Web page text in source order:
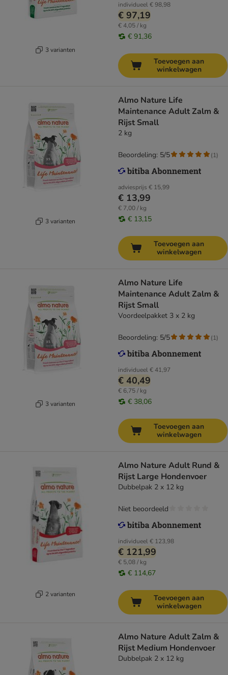
3 varianten
individueel€ 98,98
€ 97,19
€ 4,05 / kg
€ 91,36
Toevoegen aan
winkelwagen
3 varianten
Almo Nature Life
Maintenance Adult Zalm &
Rijst Small
2 kg
adviesprijs € 15,99
€ 13,99
€ 7,00 / kg
€ 13,15
Beoordeling: 5/5 (1)
Toevoegen aan
winkelwagen
3 varianten
Almo Nature Life
Maintenance Adult Zalm &
Rijst Small
Voordeelpakket 3 x 2 kg
individueel€ 41,97
€ 40,49
€ 6,75 / kg
€ 38,06
Beoordeling: 5/5 (1)
Toevoegen aan
winkelwagen
2 varianten
Almo Nature Adult Rund &
Rijst Large Hondenvoer
Dubbelpak 2 x 12 kg
individueel€ 123,98
€ 121,99
€ 5,08 / kg
€ 114,67
Niet beoordeeld
Toevoegen aan
winkelwagen
Almo Nature Adult Zalm &
Rijst Medium Hondenvoer
Dubbelpak 2 x 12 kg